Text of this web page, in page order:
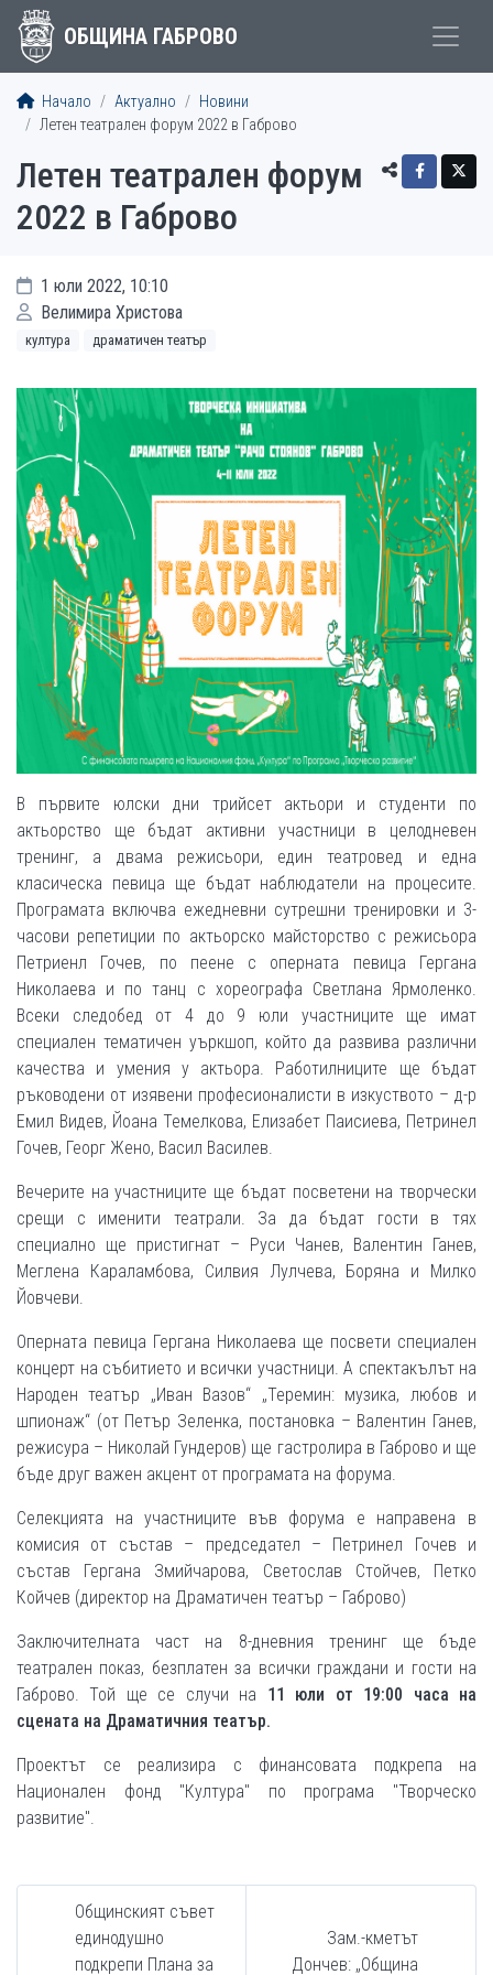
ОБЩИНА ГАБРОВО
Начало Актуално
Новини
Летен театрален форум 2022 в Габрово
Летен театрален форум
2022 в Габрово
1 юли 2022, 10:10
Велимира Христова
култура драматичен театър
В първите юлски дни трийсет актьори и студенти по
актьорство ще бъдат активни участници в целодневен
тренинг, а двама режисьори, един театровед и една
класическа певица ще бъдат наблюдатели на процесите.
Програмата включва ежедневни сутрешни тренировки и 3-
часови репетиции по актьорско майсторство с режисьора
Петриенл Гочев, по пеене с оперната певица Гергана
Николаева и по танц с хореографа Светлана Ярмоленко.
Всеки следобед от 4 до 9 юли участниците ще имат
специален тематичен уъркшоп, който да развива различни
качества и умения у актьора. Работилниците ще бъдат
ръководени от изявени професионалисти в изкуството – д-р
Емил Видев, Йоана Темелкова, Елизабет Паисиева, Петринел
Гочев, Георг Жено, Васил Василев.
Вечерите на участниците ще бъдат посветени на творчески
срещи с именити театрали. За да бъдат гости в тях
специално ще пристигнат – Руси Чанев, Валентин Ганев,
Меглена Караламбова, Силвия Лулчева, Боряна и Милко
Йовчеви.
Оперната певица Гергана Николаева ще посвети специален
концерт на събитието и всички участници. А спектакълът на
Народен театър „Иван Вазов“ „Теремин: музика, любов и
шпионаж“ (от Петър Зеленка, постановка – Валентин Ганев,
режисура – Николай Гундеров) ще гастролира в Габрово и ще
бъде друг важен акцент от програмата на форума.
Селекцията на участниците във форума е направена в
комисия от състав – председател – Петринел Гочев и
състав Гергана Змийчарова, Светослав Стойчев, Петко
Койчев (директор на Драматичен театър – Габрово)
Заключителната част на 8-дневния тренинг ще бъде
театрален показ, безплатен за всички граждани и гости на
Габрово. Той ще се случи на 11 юли от 19:00 часа на
сцената на Драматичния театър.
Проектът се реализира с финансовата подкрепа на
Национален фонд "Култура" по програма "Творческо
развитие".
Общинският съвет
единодушно
подкрепи Плана за
Зам.-кметът
Дончев: „Община